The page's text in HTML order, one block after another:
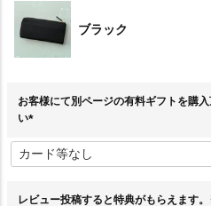
ブラック
お客様にて別ページの有料ギフトを購
い
必
須
レビュー投稿すると特典がもらえます